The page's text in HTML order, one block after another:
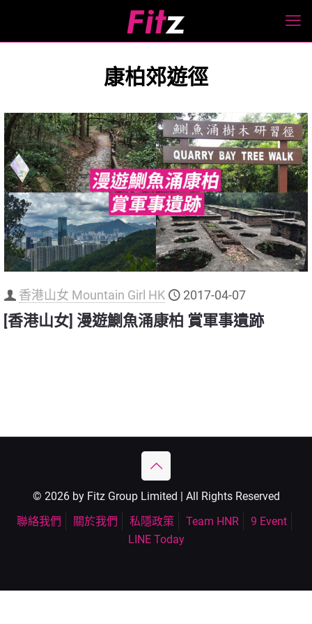
康柏郊遊徑
香港山女 Mountain Girl HK 2017-04-07
[香港山女] 漫遊鰂魚涌康柏 賞軍事遺跡
© 2026 by Fitz Group Limited | All Rights Reserved
聯絡我們
關於我們 私隱政策 Team HNR
9 Event
LINE Today